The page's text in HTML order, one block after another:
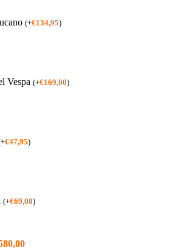
(+€134,95)
Vespa (+€169,00)
+€47,95)
(+€69,00)